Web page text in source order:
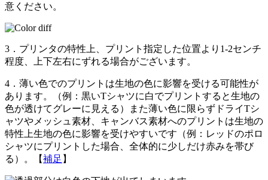
意ください。
3． プリンタの特性上、プリント指定した位置より1-2センチ
程度、上下左右にずれる場合がございます。
4． 薄い色でのプリントは生地の色に影響を受ける可能性が
あります。（例：黒いTシャツに白でプリントすると生地の
色が透けてグレーに見える）また薄い色に限らずドライTシ
ャツやメッシュ素材、キャンバス素材へのプリントは生地の
特性上生地の色に影響を受けやすいです（例：レッドのポロ
シャツにプリントした場合、全体的に少しだけ赤みを帯び
る）。【補足 】